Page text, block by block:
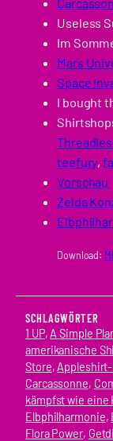
Useless
Im
Mars
Space
I bought
teefury,
Vorschau
Zelda
Download:
SCHLAGWÖRTER
1 UP, A Simple
amerikanische
Store,
Carcassonne,
kämpfst wie eine
Elbphilharmonie,
Flora Power,